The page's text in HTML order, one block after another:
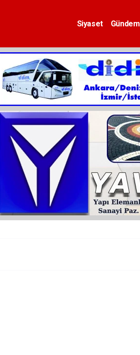
Siyaset Gündem